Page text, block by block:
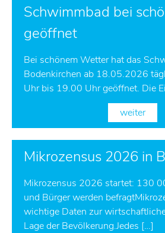
Schwimmbad bei
geöffnet
Bei schönem Wetter hat das
Bodenkirchen ab 18.05.2026
Uhr bis 19.00 Uhr geöffnet. Die
weiter
Mikrozensus 2026 in
Mikrozensus 2026 startet: 130
und Bürger werden
wichtige Daten zur
Lage der Bevölkerung.Jedes […]